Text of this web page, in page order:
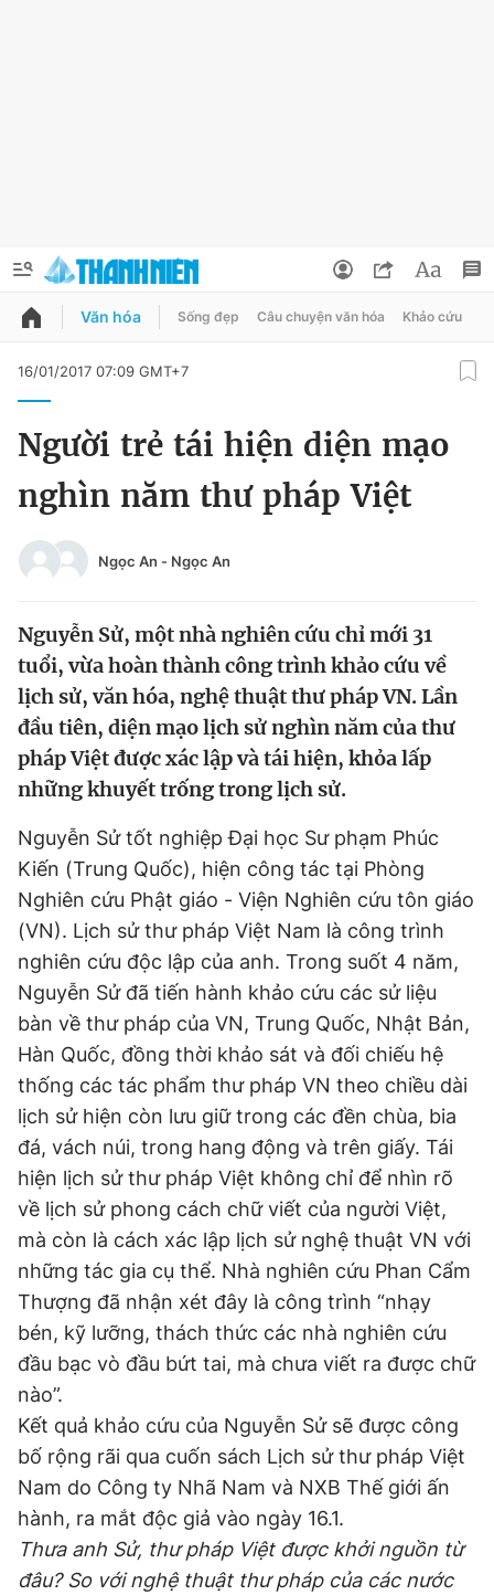
QUẢNG CÁO
Chuyên mục
Chào ngày mới
Tin thị trường Tin 360
Video Magazine
Sản phẩm khác
Tiện ích Bạn cần biết
Thông tin tòa soạn Liên hệ quảng cáo
Đọc Thanh Niên trên điện thoại
Theo dõi báo trên
Hotline
0906 645 777
Liên hệ quảng cáo
0908 780 404
Đặt báo Quảng cáo
Tổng biên tập: Nguyễn Ngọc Toàn
Phó tổng biên tập thường trực: Hải Thành
Phó tổng biên tập: Lâm Hiếu Dũng
Phó tổng biên tập: Trần Việt Hưng
Tổng thư ký tòa soạn: Đức Trung
Giấy phép xuất bản số 110/GP - BTTTT cấp ngày 24.3.2020
© 2003-2026 Bản quyền thuộc về Báo Thanh Niên. Cấm sao
chép dưới mọi hình thức nếu không có sự chấp thuận bằng văn
bản. Phát triển bởi ePi Technologies, JSC.
Đổi mật khẩu
Tin đã lưu
Tin đã xem
Văn hóa Sống đẹp Câu chuyện văn hóa Khảo cứu
16/01/2017 07:09 GMT+7
Người trẻ tái hiện diện mạo
nghìn năm thư pháp Việt
Ngọc An - Ngọc An
Nguyễn Sử, một nhà nghiên cứu chỉ mới 31
tuổi, vừa hoàn thành công trình khảo cứu về
lịch sử, văn hóa, nghệ thuật thư pháp VN. Lần
đầu tiên, diện mạo lịch sử nghìn năm của thư
pháp Việt được xác lập và tái hiện, khỏa lấp
những khuyết trống trong lịch sử.
Nguyễn Sử tốt nghiệp Đại học Sư phạm Phúc
Kiến (Trung Quốc), hiện công tác tại Phòng
Nghiên cứu Phật giáo - Viện Nghiên cứu tôn giáo
(VN). Lịch sử thư pháp Việt Nam là công trình
nghiên cứu độc lập của anh. Trong suốt 4 năm,
Nguyễn Sử đã tiến hành khảo cứu các sử liệu
bàn về thư pháp của VN, Trung Quốc, Nhật Bản,
Hàn Quốc, đồng thời khảo sát và đối chiếu hệ
thống các tác phẩm thư pháp VN theo chiều dài
lịch sử hiện còn lưu giữ trong các đền chùa, bia
đá, vách núi, trong hang động và trên giấy. Tái
hiện lịch sử thư pháp Việt không chỉ để nhìn rõ
về lịch sử phong cách chữ viết của người Việt,
mà còn là cách xác lập lịch sử nghệ thuật VN với
những tác gia cụ thể. Nhà nghiên cứu Phan Cẩm
Thượng đã nhận xét đây là công trình “nhạy
bén, kỹ lưỡng, thách thức các nhà nghiên cứu
đầu bạc vò đầu bứt tai, mà chưa viết ra được chữ
nào”.
Kết quả khảo cứu của Nguyễn Sử sẽ được công
bố rộng rãi qua cuốn sách Lịch sử thư pháp Việt
Nam do Công ty Nhã Nam và NXB Thế giới ấn
hành, ra mắt độc giả vào ngày 16.1.
Thưa anh Sử, thư pháp Việt được khởi nguồn từ
đâu? So với nghệ thuật thư pháp của các nước